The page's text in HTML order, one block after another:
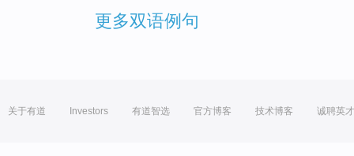
更多双语例句
关于有道 Investors 有道智选 官方博客 技术博客 诚聘英才